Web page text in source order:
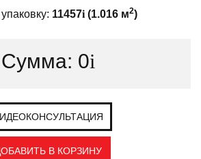
11457i (1.016 м2)
Сумма: 0i
В КОРЗИНУ